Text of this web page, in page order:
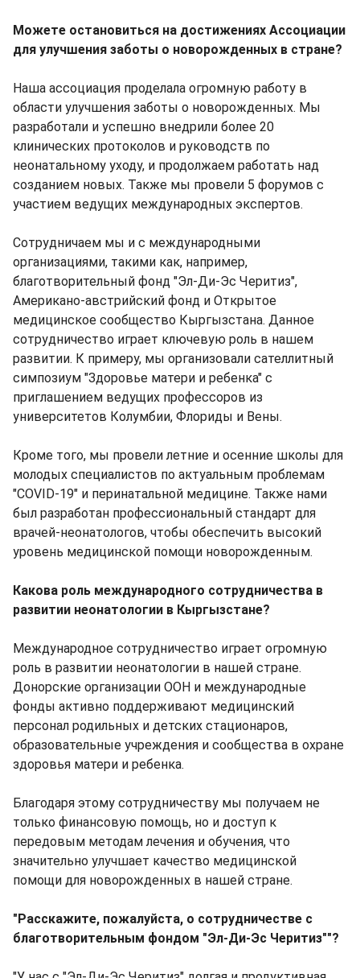
Можете остановиться на достижениях Ассоциации
для улучшения заботы о новорожденных в стране?
Наша ассоциация проделала огромную работу в
области улучшения заботы о новорожденных. Мы
разработали и успешно внедрили более 20
клинических протоколов и руководств по
неонатальному уходу, и продолжаем работать над
созданием новых. Также мы провели 5 форумов с
участием ведущих международных экспертов.
Сотрудничаем мы и с международными
организациями, такими как, например,
благотворительный фонд "Эл-Ди-Эс Черитиз",
Американо-австрийский фонд и Открытое
медицинское сообщество Кыргызстана. Данное
сотрудничество играет ключевую роль в нашем
развитии. К примеру, мы организовали сателлитный
симпозиум "Здоровье матери и ребенка" с
приглашением ведущих профессоров из
университетов Колумбии, Флориды и Вены.
Кроме того, мы провели летние и осенние школы для
молодых специалистов по актуальным проблемам
"COVID-19" и перинатальной медицине. Также нами
был разработан профессиональный стандарт для
врачей-неонатологов, чтобы обеспечить высокий
уровень медицинской помощи новорожденным.
Какова роль международного сотрудничества в
развитии неонатологии в Кыргызстане?
Международное сотрудничество играет огромную
роль в развитии неонатологии в нашей стране.
Донорские организации ООН и международные
фонды активно поддерживают медицинский
персонал родильных и детских стационаров,
образовательные учреждения и сообщества в охране
здоровья матери и ребенка.
Благодаря этому сотрудничеству мы получаем не
только финансовую помощь, но и доступ к
передовым методам лечения и обучения, что
значительно улучшает качество медицинской
помощи для новорожденных в нашей стране.
"Расскажите, пожалуйста, о сотрудничестве с
благотворительным фондом "Эл-Ди-Эс Черитиз""?